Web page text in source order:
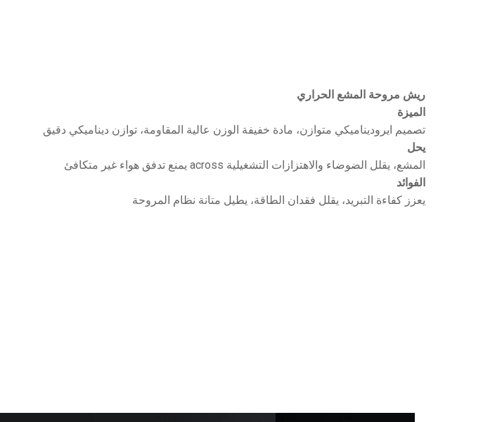
ريش مروحة المشع الحراري
الميزة
تصميم ايروديناميكي متوازن، مادة خفيفة الوزن عالية المقاومة، توازن ديناميكي دقيق
يحل
يمنع تدفق هواء غير متكافئ across المشع، يقلل الضوضاء والاهتزازات التشغيلية
الفوائد
يعزز كفاءة التبريد، يقلل فقدان الطاقة، يطيل متانة نظام المروحة